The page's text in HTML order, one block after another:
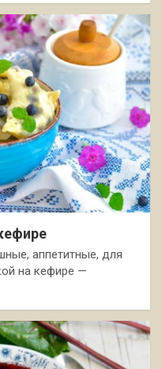
аппетитные, для
на кефире —